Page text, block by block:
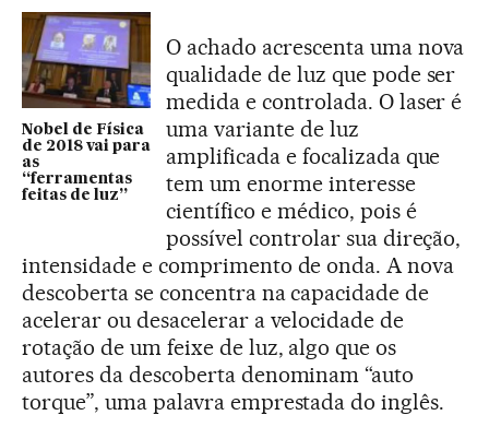
Nobel de Física
de 2018 vai para
as
“ferramentas
feitas de luz”
O achado acrescenta uma nova
qualidade de luz que pode ser
medida e controlada. O laser é
uma variante de luz
amplificada e focalizada que
tem um enorme interesse
científico e médico, pois é
possível controlar sua direção,
intensidade e comprimento de onda. A nova
descoberta se concentra na capacidade de
acelerar ou desacelerar a velocidade de
rotação de um feixe de luz, algo que os
autores da descoberta denominam “auto
torque”, uma palavra emprestada do inglês.